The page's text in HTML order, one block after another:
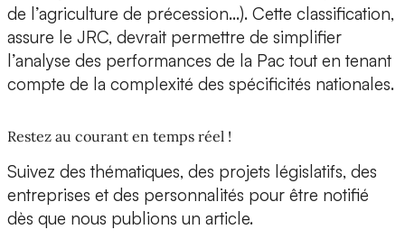
de l’agriculture de précession…). Cette classification,
assure le JRC, devrait permettre de simplifier
l’analyse des performances de la Pac tout en tenant
compte de la complexité des spécificités nationales.
Restez au courant en temps réel !
Suivez des thématiques, des projets législatifs, des
entreprises et des personnalités pour être notifié
dès que nous publions un article.